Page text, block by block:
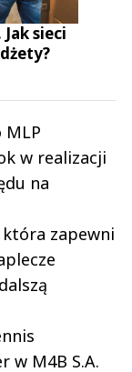
sieci
MLP
w realizacji
na
zapewni
w M4B S.A.